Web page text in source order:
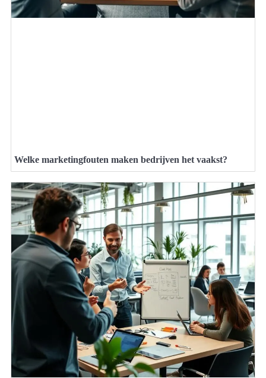
Welke marketingfouten maken bedrijven het vaakst?